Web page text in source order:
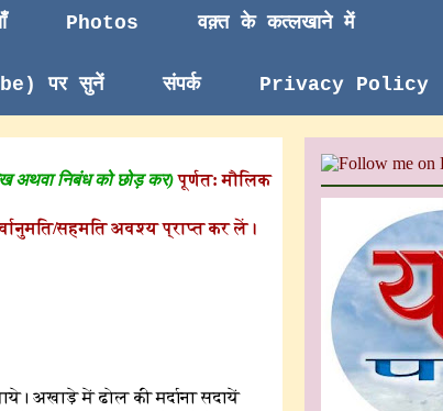
Photos वक़्त के कत्लखाने में
पर सुनें संपर्क Privacy Policy
अथवा निबंध को छोड़ कर) पूर्णत: मौलिक
सहमति अवश्य प्राप्त कर लें।
अखाड़े में ढोल की मर्दाना सदायें